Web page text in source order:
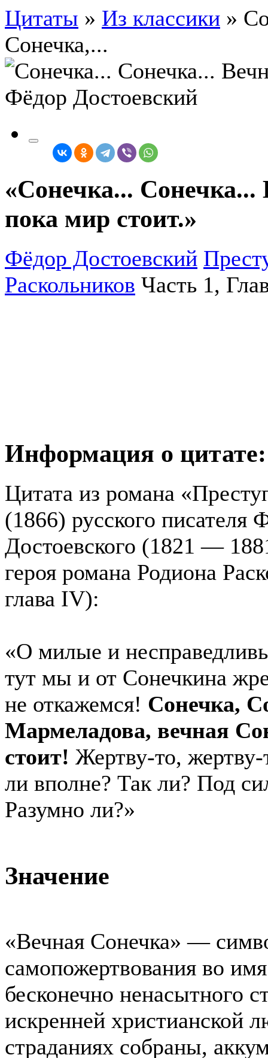
Цитаты » Из классики »
Сонечка,...
«Сонечка... Сонечка...
пока мир стоит.»
Фёдор Достоевский
Раскольников Часть 1,
Информация о цитате:
Цитата из романа
(1866) русского писателя
Достоевского (1821 —
героя романа Родиона
глава IV):
«О милые и
тут мы и от Сонечкина
не откажемся! Сонечка,
Мармеладова, вечная
стоит! Жертву-то,
ли вполне? Так ли? Под
Разумно ли?»
Значение
«Вечная Сонечка» —
самопожертвования во
бесконечно ненасытного
искренней христианской
страданиях собраны,